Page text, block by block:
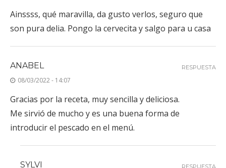
Ainssss, qué maravilla, da gusto verlos, seguro que
son pura delia. Pongo la cervecita y salgo para u casa
ANABEL
08/03/2022 - 14:07
Gracias por la receta, muy sencilla y deliciosa.
Me sirvió de mucho y es una buena forma de
introducir el pescado en el menú.
RESPUESTA
SYLVI RESPUESTA